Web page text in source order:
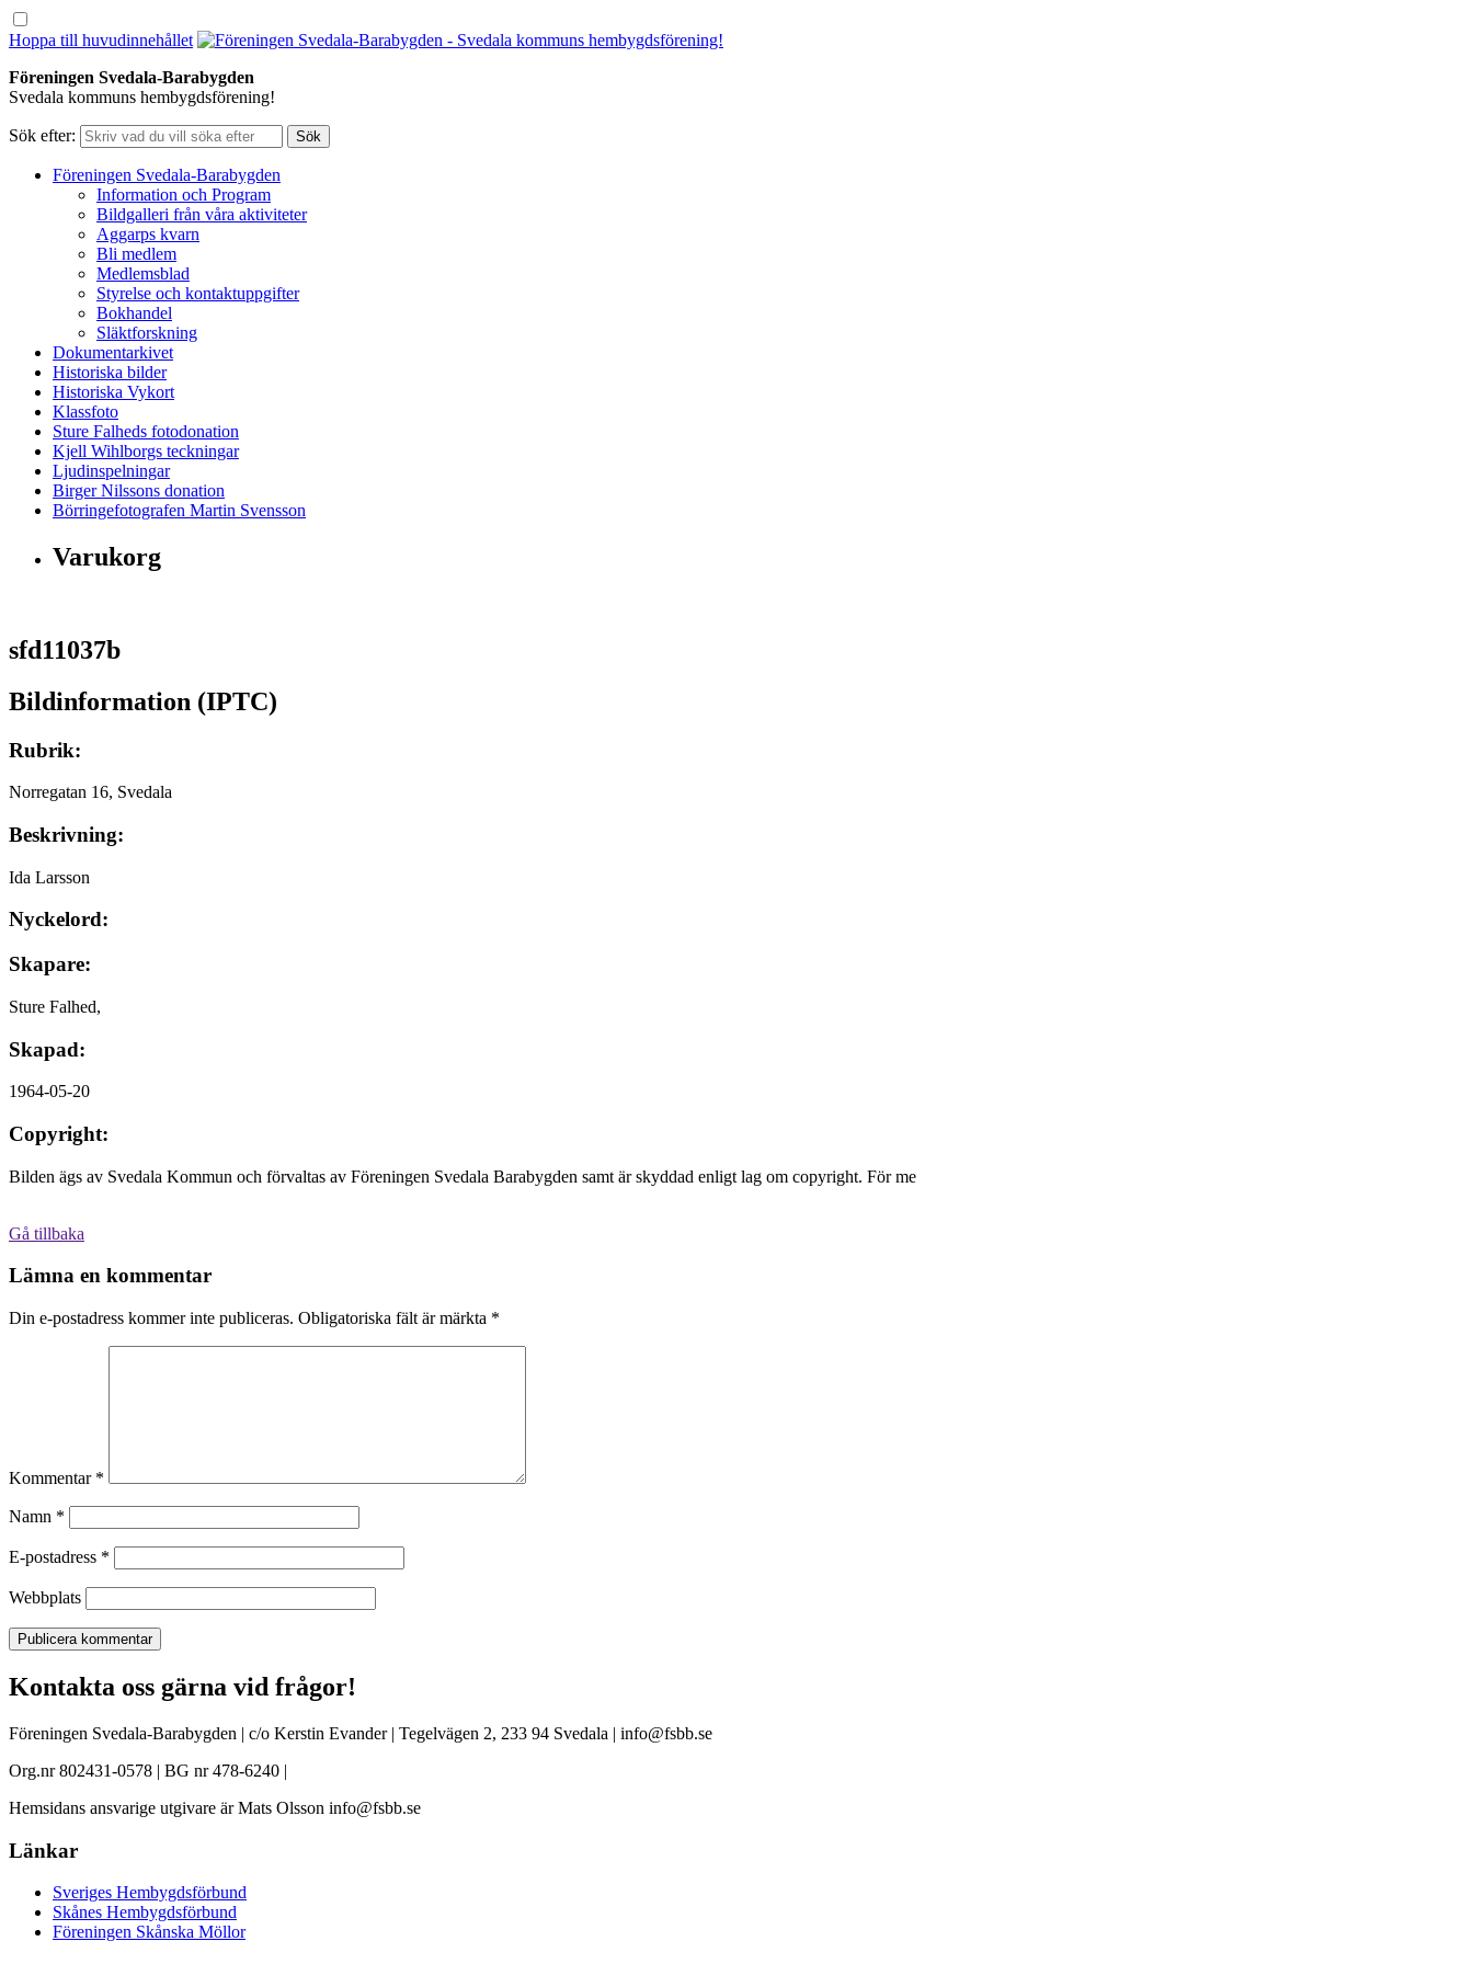
Hoppa till huvudinnehållet
Föreningen Svedala-Barabygden
Svedala kommuns hembygdsförening!
Sök efter:
Föreningen Svedala-Barabygden
Information och Program
Bildgalleri från våra aktiviteter
Aggarps kvarn
Bli medlem
Medlemsblad
Styrelse och kontaktuppgifter
Bokhandel
Släktforskning
Dokumentarkivet
Historiska bilder
Historiska Vykort
Klassfoto
Sture Falheds fotodonation
Kjell Wihlborgs teckningar
Ljudinspelningar
Birger Nilssons donation
Börringefotografen Martin Svensson
Varukorg
sfd11037b
Bildinformation (IPTC)
Rubrik:
Norregatan 16, Svedala
Beskrivning:
Ida Larsson
Nyckelord:
Skapare:
Sture Falhed,
Skapad:
1964-05-20
Copyright:
Bilden ägs av Svedala Kommun och förvaltas av Föreningen Svedala Barabygden samt är skyddad enligt lag om copyright. För me
Gå tillbaka
Lämna en kommentar
Din e-postadress kommer inte publiceras. Obligatoriska fält är märkta *
Kommentar *
Namn *
E-postadress *
Webbplats
Kontakta oss gärna vid frågor!
Föreningen Svedala-Barabygden | c/o Kerstin Evander | Tegelvägen 2, 233 94 Svedala | info@fsbb.se
Org.nr 802431-0578 | BG nr 478-6240 |
Hemsidans ansvarige utgivare är Mats Olsson info@fsbb.se
Länkar
Sveriges Hembygdsförbund
Skånes Hembygdsförbund
Föreningen Skånska Möllor